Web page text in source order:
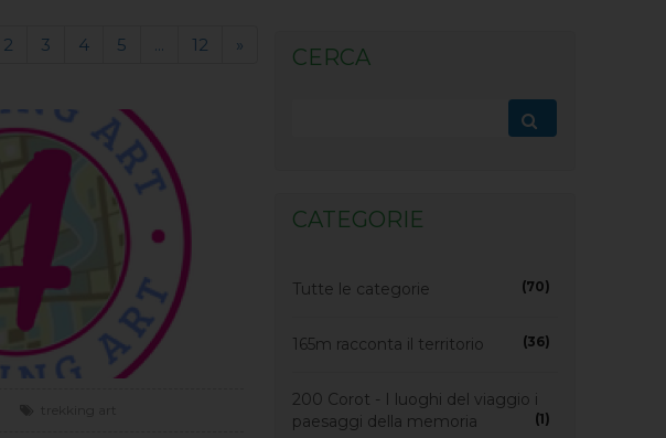
2 3 4 5 ... 12 » CERCA
CATEGORIE
Tutte le categorie (70)
165m racconta il territorio (36)
200 Corot - I luoghi del viaggio i
paesaggi della memoria
(1)